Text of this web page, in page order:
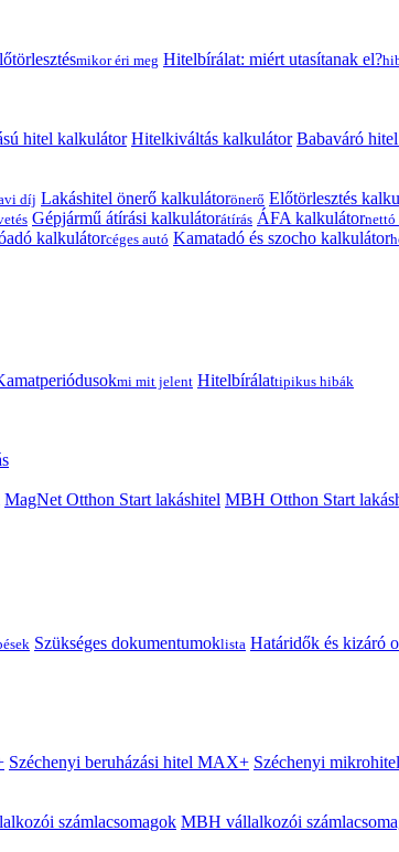
mikor éri meg Hitelbírálat: miért utasítanak el?
hitel kalkulátor Hitelkiváltás kalkulátor Babaváró
díj Lakáshitel önerő kalkulátorönerő Előtörlesztés
Gépjármű átírási kalkulátorátírás ÁFA kalkulátornettó
kalkulátorcéges autó Kamatadó és szocho kalkulátor
mi mit jelent Hitelbírálattipikus hibák
MagNet Otthon Start lakáshitel MBH Otthon Start
Szükséges dokumentumoklista Határidők és kizáró
Széchenyi beruházási hitel MAX+ Széchenyi
számlacsomagok MBH vállalkozói